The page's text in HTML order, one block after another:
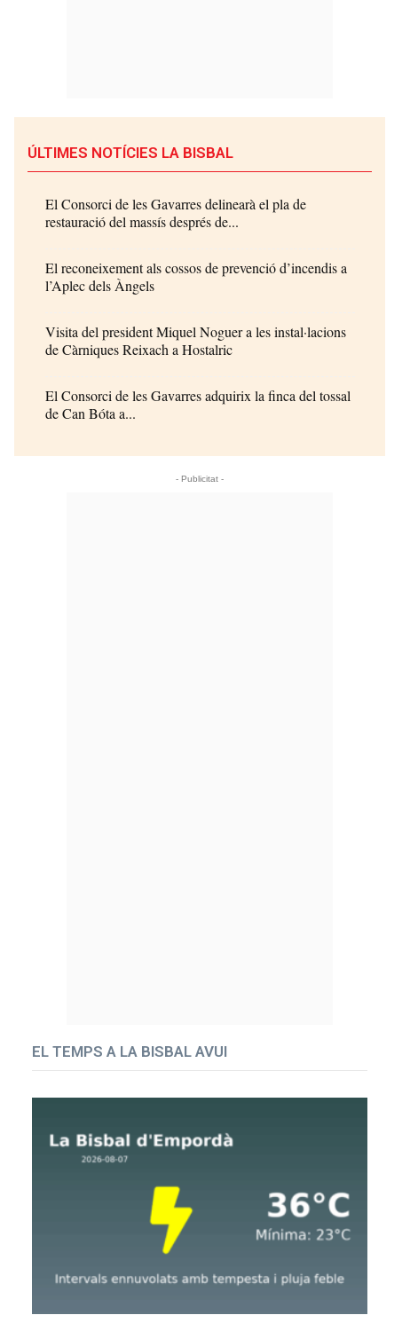
ÚLTIMES NOTÍCIES LA BISBAL
El Consorci de les Gavarres delinearà el pla de
restauració del massís després de...
El reconeixement als cossos de prevenció d’incendis a
l’Aplec dels Àngels
Visita del president Miquel Noguer a les instal·lacions
de Càrniques Reixach a Hostalric
El Consorci de les Gavarres adquirix la finca del tossal
de Can Bóta a...
- Publicitat -
EL TEMPS A LA BISBAL AVUI